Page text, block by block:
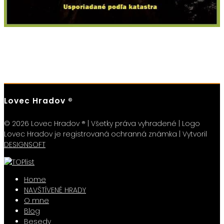
Lovec Hradov ®
© 2026 Lovec Hradov ® | Všetky práva vyhradené | Logo
Lovec Hradov je registrovaná ochranná známka | Vytvoril
DESIGNSOFT
Home
NAVŠTÍVENÉ HRADY
O mne
Blog
Besedy